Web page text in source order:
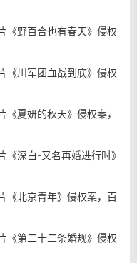
《野百合也有春天》侵权
《川军团血战到底》侵权
夏妍的秋天》侵权案，
《深白-又名再婚进行时》
《北京青年》侵权案，百
《第二十二条婚规》侵权